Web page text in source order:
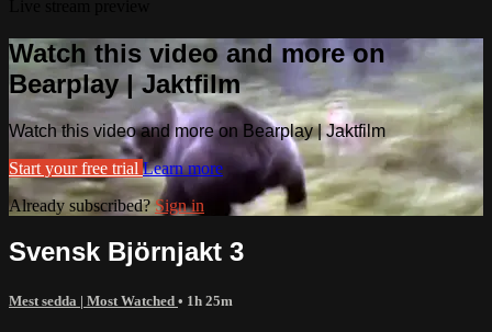
Watch this video and more on
Bearplay | Jaktfilm
Watch this video and more on Bearplay | Jaktfilm
Start your free trial Learn more
Already subscribed? Sign in
Svensk Björnjakt 3
Mest sedda | Most Watched • 1h 25m